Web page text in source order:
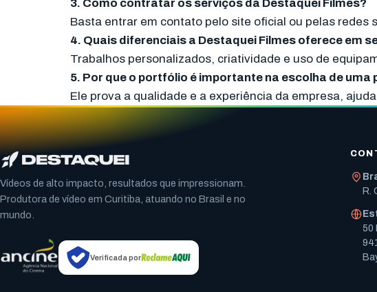
3. Como contratar os serviços da Destaquei Filmes?
Basta entrar em contato pelo site oficial ou pelas redes
4. Quais diferenciais a Destaquei Filmes oferece em
Trabalhos personalizados, criatividade e uso de
5. Por que o portfólio é importante na escolha de uma
Ele prova a qualidade e a experiência da empresa,
Vídeos de alto impacto, resultados que impressionam.
Produtora de vídeo em Curitiba, atuando no Brasil e no
mundo.
Verificada por
R.
50